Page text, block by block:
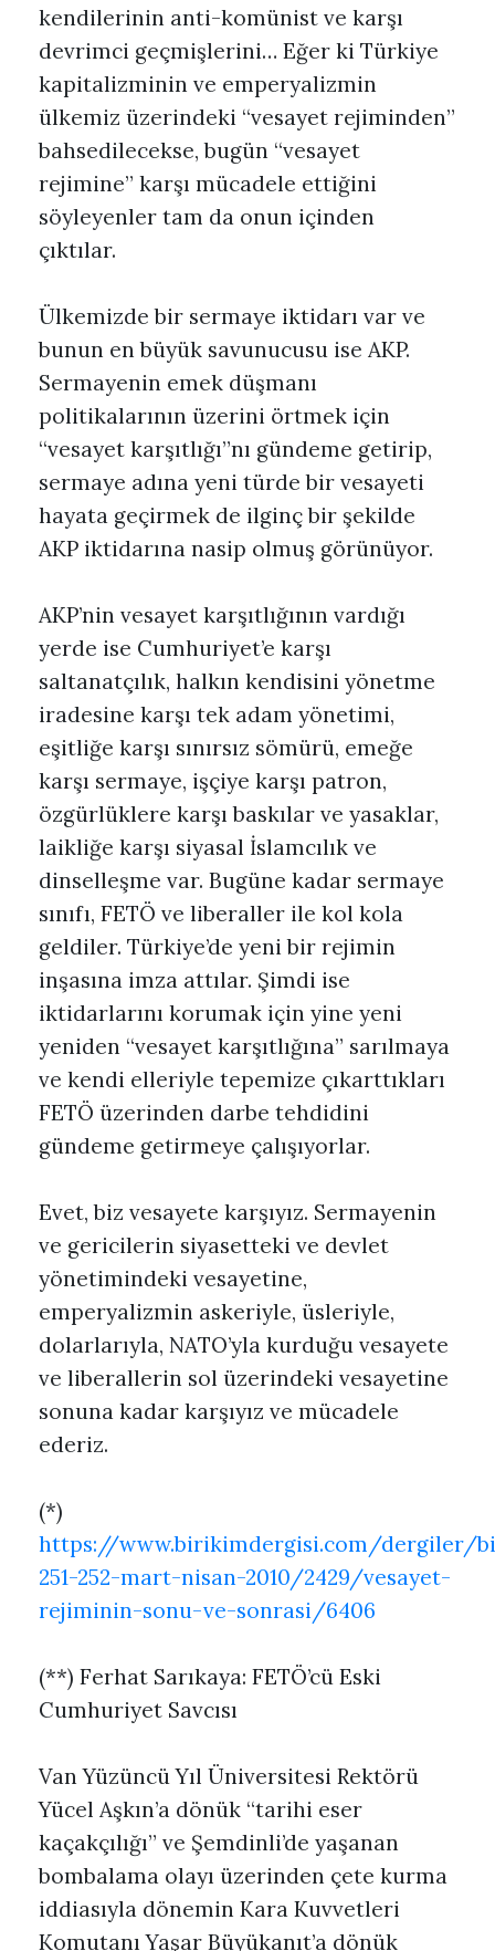
kendilerinin anti-komünist ve karşı
devrimci geçmişlerini… Eğer ki Türkiye
kapitalizminin ve emperyalizmin
ülkemiz üzerindeki “vesayet rejiminden”
bahsedilecekse, bugün “vesayet
rejimine” karşı mücadele ettiğini
söyleyenler tam da onun içinden
çıktılar.
Ülkemizde bir sermaye iktidarı var ve
bunun en büyük savunucusu ise AKP.
Sermayenin emek düşmanı
politikalarının üzerini örtmek için
“vesayet karşıtlığı”nı gündeme getirip,
sermaye adına yeni türde bir vesayeti
hayata geçirmek de ilginç bir şekilde
AKP iktidarına nasip olmuş görünüyor.
AKP’nin vesayet karşıtlığının vardığı
yerde ise Cumhuriyet’e karşı
saltanatçılık, halkın kendisini yönetme
iradesine karşı tek adam yönetimi,
eşitliğe karşı sınırsız sömürü, emeğe
karşı sermaye, işçiye karşı patron,
özgürlüklere karşı baskılar ve yasaklar,
laikliğe karşı siyasal İslamcılık ve
dinselleşme var. Bugüne kadar sermaye
sınıfı, FETÖ ve liberaller ile kol kola
geldiler. Türkiye’de yeni bir rejimin
inşasına imza attılar. Şimdi ise
iktidarlarını korumak için yine yeni
yeniden “vesayet karşıtlığına” sarılmaya
ve kendi elleriyle tepemize çıkarttıkları
FETÖ üzerinden darbe tehdidini
gündeme getirmeye çalışıyorlar.
Evet, biz vesayete karşıyız. Sermayenin
ve gericilerin siyasetteki ve devlet
yönetimindeki vesayetine,
emperyalizmin askeriyle, üsleriyle,
dolarlarıyla, NATO’yla kurduğu vesayete
ve liberallerin sol üzerindeki vesayetine
sonuna kadar karşıyız ve mücadele
ederiz.
(*)
https://www.birikimdergisi.com/dergiler/
251-252-mart-nisan-2010/2429/vesayet-
rejiminin-sonu-ve-sonrasi/6406
(**) Ferhat Sarıkaya: FETÖ’cü Eski
Cumhuriyet Savcısı
Van Yüzüncü Yıl Üniversitesi Rektörü
Yücel Aşkın’a dönük “tarihi eser
kaçakçılığı” ve Şemdinli’de yaşanan
bombalama olayı üzerinden çete kurma
iddiasıyla dönemin Kara Kuvvetleri
Komutanı Yaşar Büyükanıt’a dönük